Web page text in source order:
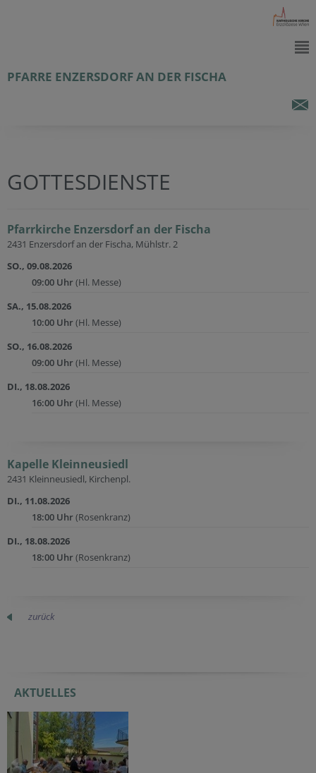
PFARRE ENZERSDORF AN DER FISCHA
GOTTESDIENSTE
Pfarrkirche Enzersdorf an der Fischa
2431 Enzersdorf an der Fischa, Mühlstr. 2
SO., 09.08.2026
09:00 Uhr(Hl. Messe)
SA., 15.08.2026
10:00 Uhr(Hl. Messe)
SO., 16.08.2026
09:00 Uhr(Hl. Messe)
DI., 18.08.2026
16:00 Uhr(Hl. Messe)
Kapelle Kleinneusiedl
2431 Kleinneusiedl, Kirchenpl.
DI., 11.08.2026
18:00 Uhr(Rosenkranz)
DI., 18.08.2026
18:00 Uhr(Rosenkranz)
zurück
AKTUELLES